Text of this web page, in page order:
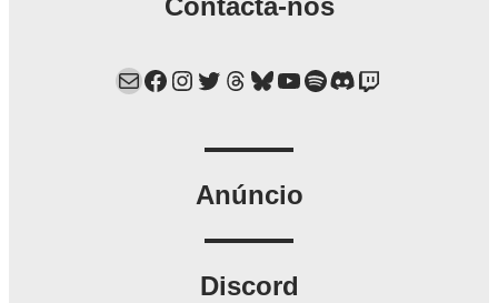
Mail Facebook Instagram Twitter Threads Bluesky YouTube Spotify Discord Twitch
Anúncio
Discord